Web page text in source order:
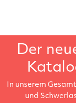
Der
In unserem
und